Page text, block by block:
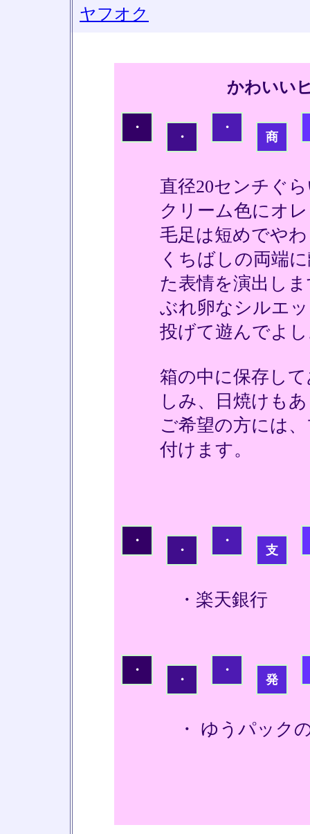
ヤフオク
かわいい
・
・
・
商
直径20センチぐ
クリーム色にオ
毛足は短めでや
くちばしの両端
た表情を演出し
ぶれ卵なシルエ
投げて遊んでよ
箱の中に保存し
しみ、日焼けも
ご希望の方には
付けます。
・
・
・
支
・楽天銀行
・
・
・
発
・ ゆうパック